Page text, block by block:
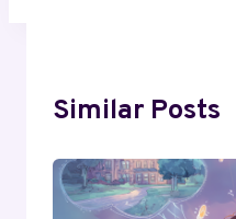
Similar Posts